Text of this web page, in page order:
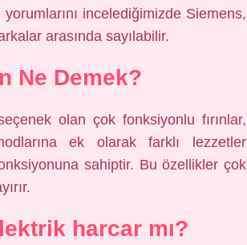
incelediğimizde Siemens,
arasında sayılabilir.
Ne Demek?
olan çok fonksiyonlu fırınlar,
ek olarak farklı lezzetler
sahiptir. Bu özellikler çok
harcar mı?